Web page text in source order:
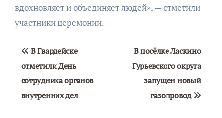
вдохновляет и объединяет людей», — отметили
участники церемонии.
Навигация
по
записям
В Гвардейске
отметили День
сотрудника органов
внутренних дел
В посёлке Ласкино
Гурьевского округа
запущен новый
газопровод